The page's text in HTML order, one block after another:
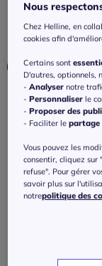
Couleur :noir-
Bonnet :
D
B
C
Taille :
Veuillez
Nous
Chez Helline, en
cookies afin
Certains sont
D'autres, optionnels,
-Analyser notre
-Personnaliser le
-Proposer des
- Faciliter lepartage
Vous pouvez les
consentir, cliquez sur
refuse". Pour gérer
savoir plus sur
notrepolitique des